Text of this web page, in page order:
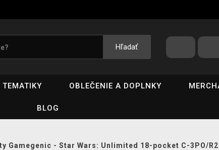
Hľadať
TEMATIKY OBLEČENIE A DOPLNKY
BLOG
Gamegenic - Star Wars: Unlimited 18-pocket C-3PO/